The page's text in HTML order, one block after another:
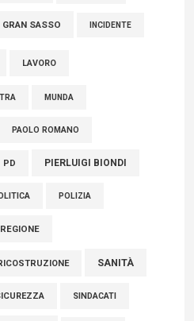
GRAN SASSO INCIDENTE
LAVORO
MUNDA
PAOLO ROMANO
PD PIERLUIGI BIONDI
POLIZIA
REGIONE
SANITÀ
SINDACATI